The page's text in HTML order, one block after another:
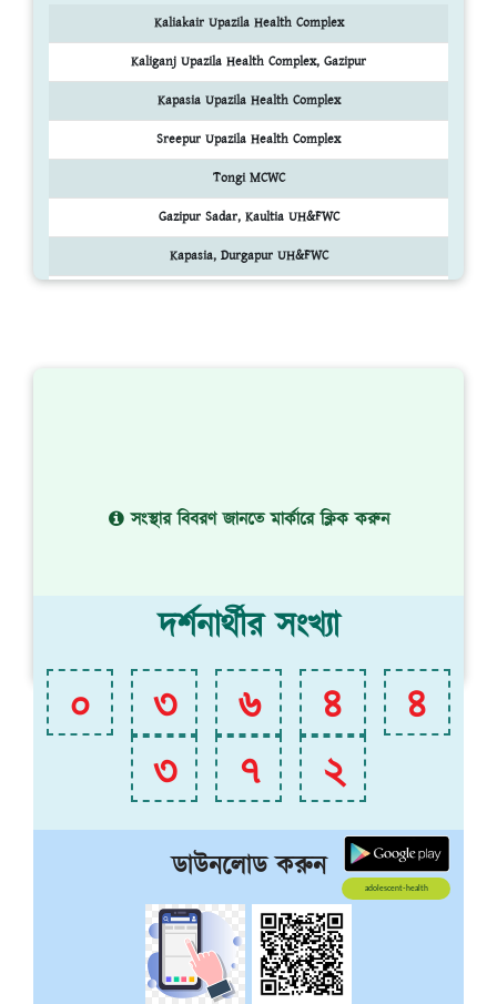
Kaliakair Upazila Health Complex
Kaliganj Upazila Health Complex, Gazipur
Kapasia Upazila Health Complex
Sreepur Upazila Health Complex
Tongi MCWC
Gazipur Sadar, Kaultia UH&FWC
Kapasia, Durgapur UH&FWC
সংস্থার বিবরণ জানতে মার্কারে ক্লিক করুন
দর্শনার্থীর সংখ্যা
০ ৩ ৬ ৪
৪
৩
৭ ২
ডাউনলোড করুন
adolescent-health